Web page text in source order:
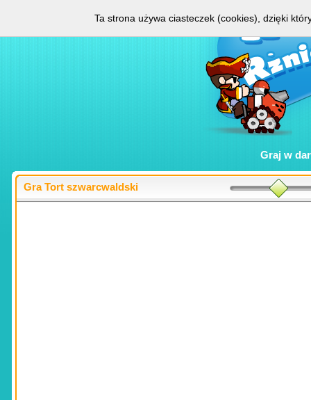
Graj w
Gra Tort szwarcwaldski
Ta strona używa ciasteczek (cookies), dzięki